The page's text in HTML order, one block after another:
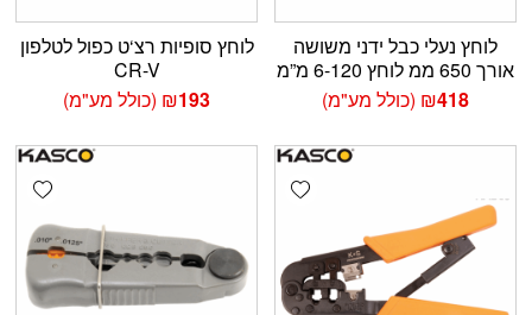
לוחץ נעלי כבל ידני משושה
אורך 650 ממ לוחץ 6-120 מ”מ
₪418 (כולל מע"מ)
לוחץ סופיות רצ‘ט כפול לטלפון
CR-V
₪193 (כולל מע"מ)
Add wishlist